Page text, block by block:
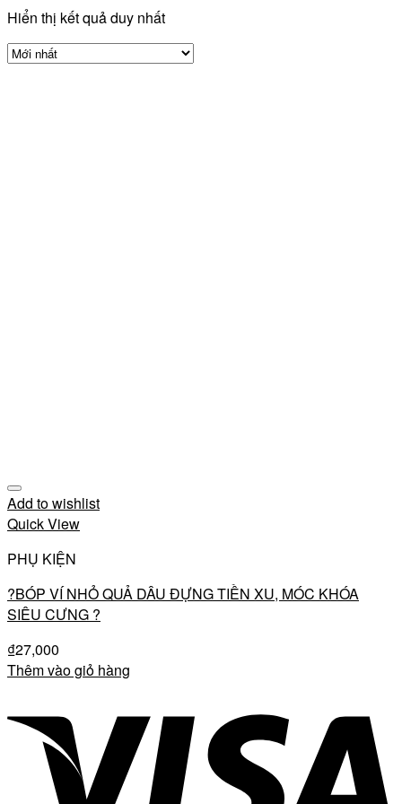
Hiển thị kết quả duy nhất
Add to wishlist
Quick View
PHỤ KIỆN
?BÓP VÍ NHỎ QUẢ DÂU ĐỰNG TIỀN XU, MÓC KHÓA
SIÊU CƯNG ?
₫27,000
Thêm vào giỏ hàng